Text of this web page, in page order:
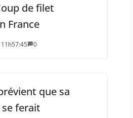
de filet
France
0
que sa
ferait